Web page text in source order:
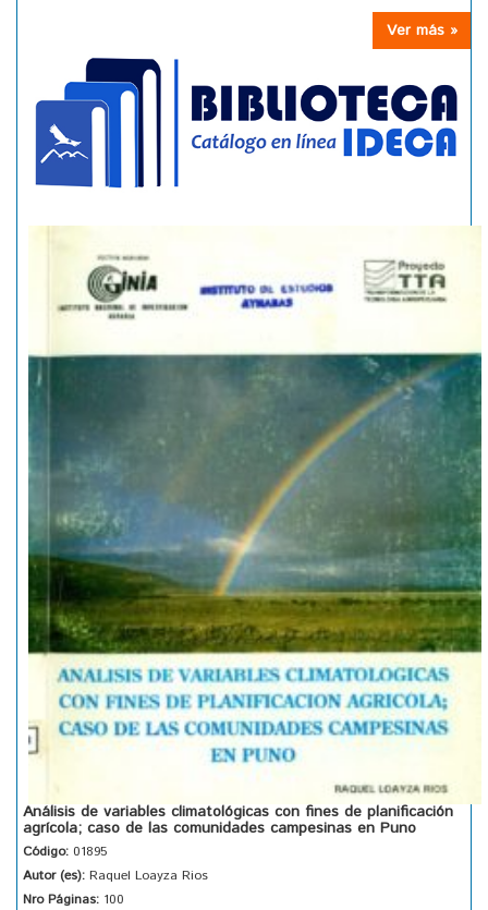
Ver más »
Análisis de variables climatológicas con fines de planificación
agrícola; caso de las comunidades campesinas en Puno
Código: 01895
Autor (es): Raquel Loayza Rios
Nro Páginas: 100